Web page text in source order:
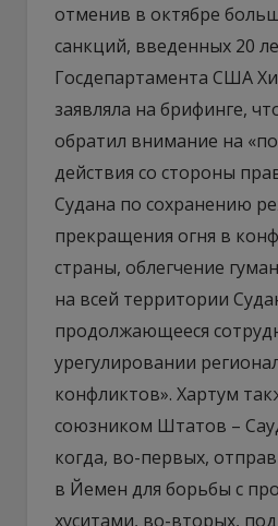
отменив в октябре
санкций, введенных 20
Госдепартамента США
заявляла на брифинге,
обратил внимание на
действия со стороны
Судана по сохранению
прекращения огня в
страны, облегчение
на всей территории
продолжающееся
урегулировании
конфликтов». Хартум
союзником Штатов –
когда, во-первых,
в Йемен для борьбы с
хуситами, во-вторых,